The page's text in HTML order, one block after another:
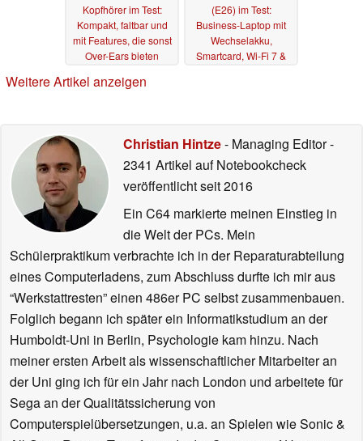
Kopfhörer im Test:
Kompakt, faltbar und
mit Features, die sonst
Over-Ears bieten
(E26) im Test:
Business-Laptop mit
Wechselakku,
Smartcard, Wi-Fi 7 &
Weitere Artikel anzeigen
Christian Hintze- Managing Editor-
2341 Artikel auf Notebookcheck
veröffentlichtseit 2016
Ein C64 markierte meinen Einstieg in
die Welt der PCs. Mein
Schülerpraktikum verbrachte ich in der Reparaturabteilung
eines Computerladens, zum Abschluss durfte ich mir aus
“Werkstattresten” einen 486er PC selbst zusammenbauen.
Folglich begann ich später ein Informatikstudium an der
Humboldt-Uni in Berlin, Psychologie kam hinzu. Nach
meiner ersten Arbeit als wissenschaftlicher Mitarbeiter an
der Uni ging ich für ein Jahr nach London und arbeitete für
Sega an der Qualitätssicherung von
Computerspielübersetzungen, u.a. an Spielen wie Sonic &